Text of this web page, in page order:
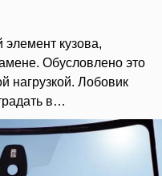
кузова,
Обусловлено это
нагрузкой. Лобовик
в…